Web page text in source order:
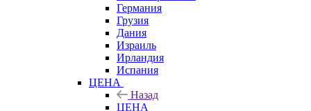
Германия
Грузия
Дания
Израиль
Ирландия
Испания
ЦЕНА
Назад
ЦЕНА